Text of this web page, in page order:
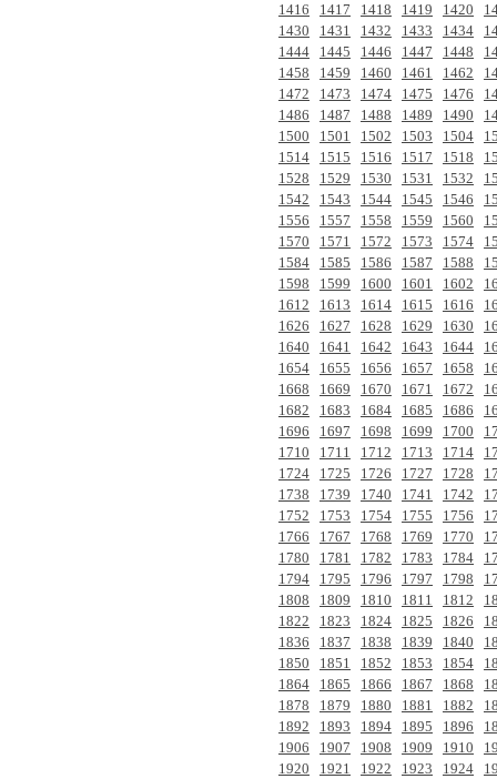
1416
1417 1418 1419 1420
1430
1431 1432 1433 1434
1444
1445 1446 1447 1448
1458
1459 1460 1461 1462
1472
1473 1474 1475 1476
1486
1487 1488 1489 1490
1500
1501 1502 1503 1504
1514
1515 1516 1517 1518
1528
1529 1530 1531 1532
1542
1543 1544 1545 1546
1556
1557 1558 1559 1560
1570
1571 1572 1573 1574
1584
1585 1586 1587 1588
1598
1599 1600 1601 1602
1612
1613 1614 1615 1616
1626
1627 1628 1629 1630
1640
1641 1642 1643 1644
1654
1655 1656 1657 1658
1668
1669 1670 1671 1672
1682
1683 1684 1685 1686
1696
1697 1698 1699 1700
1710
1711 1712 1713 1714
1724
1725 1726 1727 1728
1738
1739 1740 1741 1742
1752
1753 1754 1755 1756
1766
1767 1768 1769 1770
1780
1781 1782 1783 1784
1794
1795 1796 1797 1798
1808
1809 1810 1811 1812
1822
1823 1824 1825 1826
1836
1837 1838 1839 1840
1850
1851 1852 1853 1854
1864
1865 1866 1867 1868
1878
1879 1880 1881 1882
1892
1893 1894 1895 1896
1906
1907 1908 1909 1910
1920
1921 1922 1923 1924